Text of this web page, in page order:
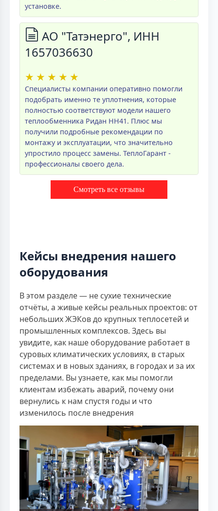
установке.
АО "Татэнерго", ИНН
1657036630
★ ★ ★ ★ ★
Специалисты компании оперативно помогли
подобрать именно те уплотнения, которые
полностью соответствуют модели нашего
теплообменника Ридан НН41. Плюс мы
получили подробные рекомендации по
монтажу и эксплуатации, что значительно
упростило процесс замены. ТеплоГарант -
профессионалы своего дела.
Смотреть все отзывы
Кейсы внедрения нашего
оборудования
В этом разделе — не сухие технические
отчёты, а живые кейсы реальных проектов: от
небольших ЖЭКов до крупных теплосетей и
промышленных комплексов. Здесь вы
увидите, как наше оборудование работает в
суровых климатических условиях, в старых
системах и в новых зданиях, в городах и за их
пределами. Вы узнаете, как мы помогли
клиентам избежать аварий, почему они
вернулись к нам спустя годы и что
изменилось после внедрения